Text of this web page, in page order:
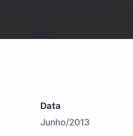
Data
Junho/2013